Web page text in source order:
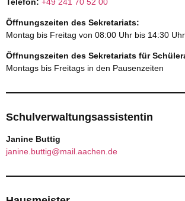
Öffnungszeiten des Sekretariats:
Montag bis Freitag von 08:00 Uhr bis 14:30 Uhr
Öffnungszeiten des Sekretariats für
Montags bis Freitags in den Pausenzeiten
Schulverwaltungsassistentin
Janine Buttig
janine.buttig@mail.aachen.de